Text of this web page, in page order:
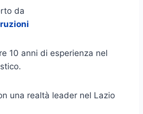
da
10 anni di esperienza nel
una realtà leader nel Lazio